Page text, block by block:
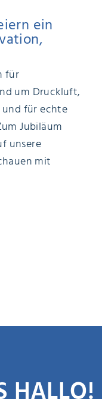
ein
für
um Druckluft,
und für echte
Jubiläum
unsere
mit